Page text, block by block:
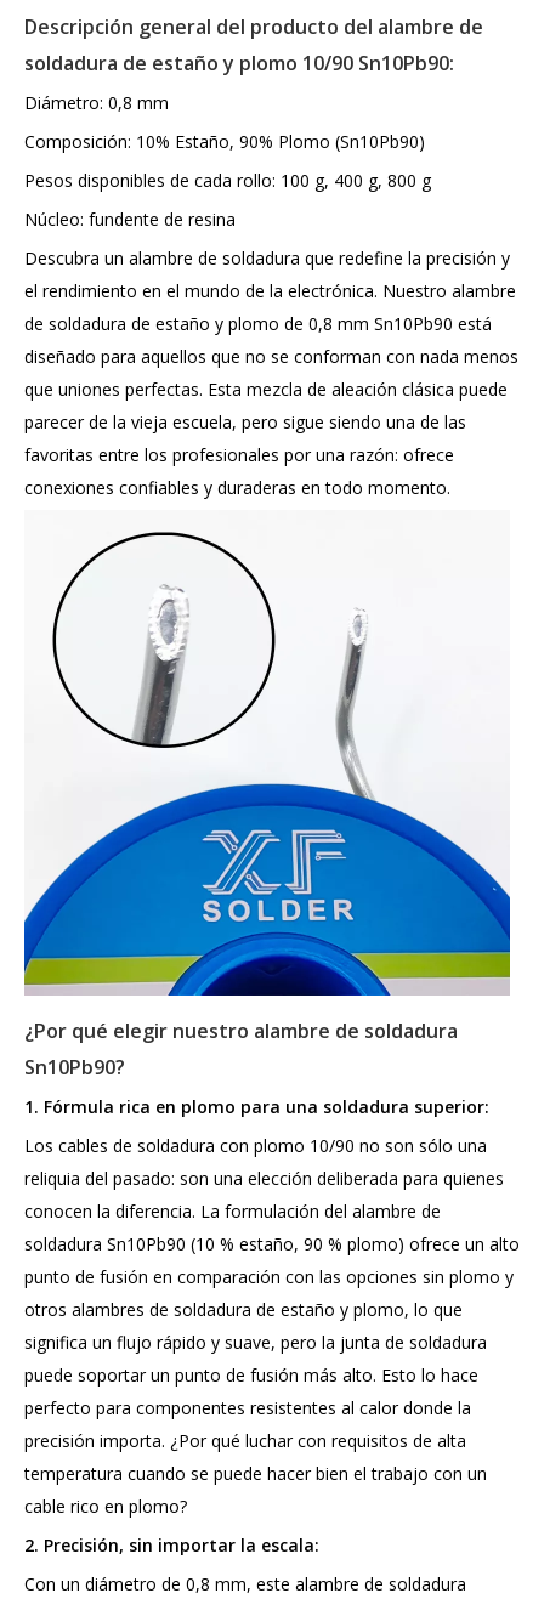
Descripción general del producto del alambre de
soldadura de estaño y plomo 10/90 Sn10Pb90:
Diámetro: 0,8 mm
Composición: 10% Estaño, 90% Plomo (Sn10Pb90)
Pesos disponibles de cada rollo: 100 g, 400 g, 800 g
Núcleo: fundente de resina
Descubra un alambre de soldadura que redefine la precisión y
el rendimiento en el mundo de la electrónica. Nuestro alambre
de soldadura de estaño y plomo de 0,8 mm Sn10Pb90 está
diseñado para aquellos que no se conforman con nada menos
que uniones perfectas. Esta mezcla de aleación clásica puede
parecer de la vieja escuela, pero sigue siendo una de las
favoritas entre los profesionales por una razón: ofrece
conexiones confiables y duraderas en todo momento.
¿Por qué elegir nuestro alambre de soldadura
Sn10Pb90?
1. Fórmula rica en plomo para una soldadura superior:
Los cables de soldadura con plomo 10/90 no son sólo una
reliquia del pasado: son una elección deliberada para quienes
conocen la diferencia. La formulación del alambre de
soldadura Sn10Pb90 (10 % estaño, 90 % plomo) ofrece un alto
punto de fusión en comparación con las opciones sin plomo y
otros alambres de soldadura de estaño y plomo, lo que
significa un flujo rápido y suave, pero la junta de soldadura
puede soportar un punto de fusión más alto. Esto lo hace
perfecto para componentes resistentes al calor donde la
precisión importa. ¿Por qué luchar con requisitos de alta
temperatura cuando se puede hacer bien el trabajo con un
cable rico en plomo?
2. Precisión, sin importar la escala:
Con un diámetro de 0,8 mm, este alambre de soldadura